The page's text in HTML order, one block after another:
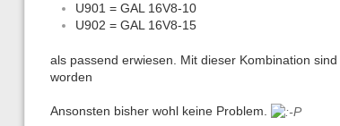
U901 = GAL 16V8-10
U902 = GAL 16V8-15
als passend erwiesen. Mit dieser Kombination
worden
Ansonsten bisher wohl keine Problem.